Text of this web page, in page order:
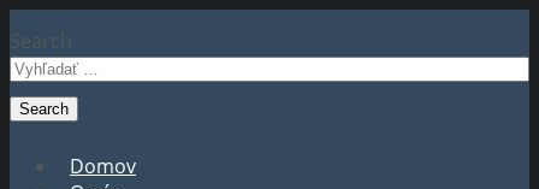
Search
Domov